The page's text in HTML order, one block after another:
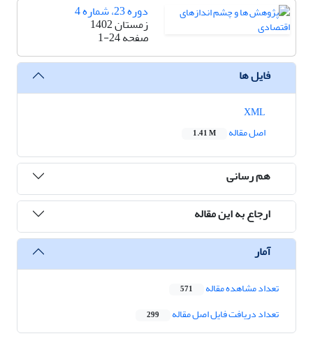
دوره 23، شماره 4
زمستان 1402
صفحه1-24
فایل ها
اصل مقاله
1.41 M
هم رسانی
ارجاع به این مقاله
آمار
تعداد مشاهده مقاله 571
تعداد دریافت فایل اصل مقاله 299